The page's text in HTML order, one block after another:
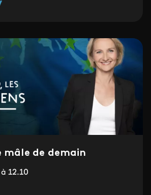
mâle de demain
12.10